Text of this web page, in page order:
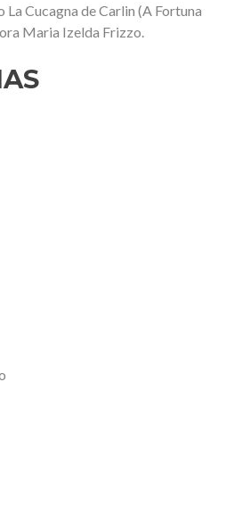
La Cucagna de Carlin (A Fortuna
Maria Izelda Frizzo.